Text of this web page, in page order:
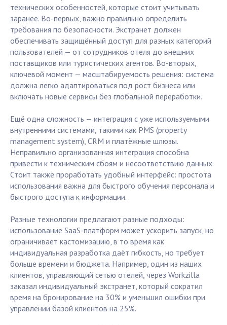
технических особенностей, которые стоит учитывать
заранее. Во-первых, важно правильно определить
требования по безопасности. Экстранет должен
обеспечивать защищённый доступ для разных категорий
пользователей — от сотрудников отеля до внешних
поставщиков или туристических агентов. Во-вторых,
ключевой момент — масштабируемость решения: система
должна легко адаптироваться под рост бизнеса или
включать новые сервисы без глобальной переработки.
Ещё одна сложность — интеграция с уже используемыми
внутренними системами, такими как PMS (property
management system), CRM и платёжные шлюзы.
Неправильно организованная интеграция способна
привести к техническим сбоям и несоответствию данных.
Стоит также проработать удобный интерфейс: простота
использования важна для быстрого обучения персонала и
быстрого доступа к информации.
Разные технологии предлагают разные подходы:
использование SaaS-платформ может ускорить запуск, но
ограничивает кастомизацию, в то время как
индивидуальная разработка даёт гибкость, но требует
больше времени и бюджета. Например, один из наших
клиентов, управляющий сетью отелей, через Workzilla
заказал индивидуальный экстранет, который сократил
время на бронирование на 30% и уменьшил ошибки при
управлении базой клиентов на 25%.